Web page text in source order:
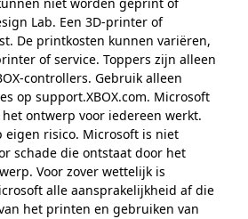
Lab. Een 3D-printer of
De printkosten kunnen variëren,
of service. Toppers zijn alleen
controllers. Gebruik alleen
op support.XBOX.com. Microsoft
ontwerp voor iedereen werkt.
eigen risico. Microsoft is niet
schade die ontstaat door het
Voor zover wettelijk is
alle aansprakelijkheid af die
het printen en gebruiken van